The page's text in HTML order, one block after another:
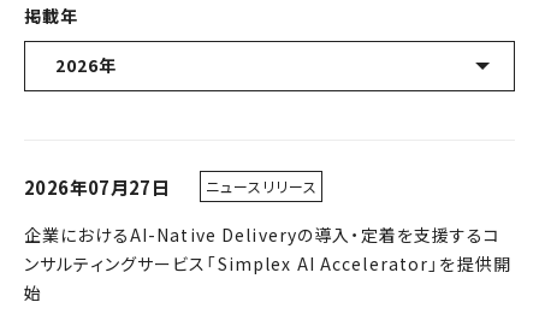
掲載年​
2026年
2026年
2025年
2026年07月27日 ニュースリリース
企業におけるAI-Native Deliveryの導入・定着を支援するコ
ンサルティングサービス「Simplex AI Accelerator」を提供開
始